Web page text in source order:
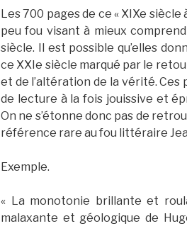
Les 700 pages de ce « XIXe
peu fou visant à mieux
siècle. Il est possible qu’elles
ce XXIe siècle marqué par le
et de l’altération de la vérité.
de lecture à la fois jouissive et
On ne s’étonne donc pas de
référence rare au fou littéraire
Exemple.
« La monotonie brillante et
malaxante et géologique de